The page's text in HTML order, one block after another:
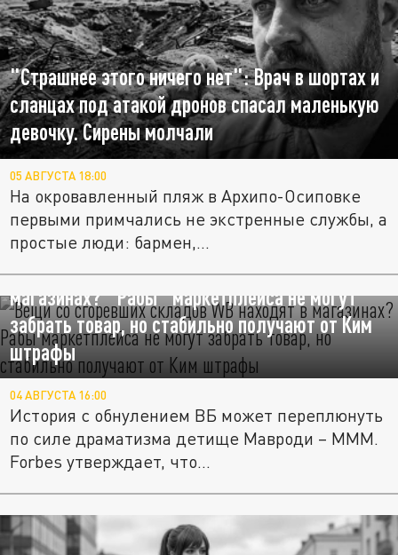
"Страшнее этого ничего нет": Врач в шортах и
сланцах под атакой дронов спасал маленькую
девочку. Сирены молчали
05 АВГУСТА 18:00
На окровавленный пляж в Архипо-Осиповке
первыми примчались не экстренные службы, а
простые люди: бармен,...
Вещи со сгоревших складов WB находят в
магазинах? "Рабы" маркетплейса не могут
забрать товар, но стабильно получают от Ким
штрафы
04 АВГУСТА 16:00
История с обнулением ВБ может переплюнуть
по силе драматизма детище Мавроди – МММ.
Forbes утверждает, что...